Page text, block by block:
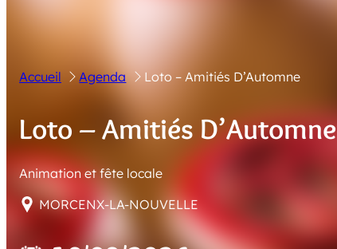
Accueil Agenda Loto – Amitiés D’Automne
Loto – Amitiés D’Automne
Animation et fête locale
MORCENX-LA-NOUVELLE